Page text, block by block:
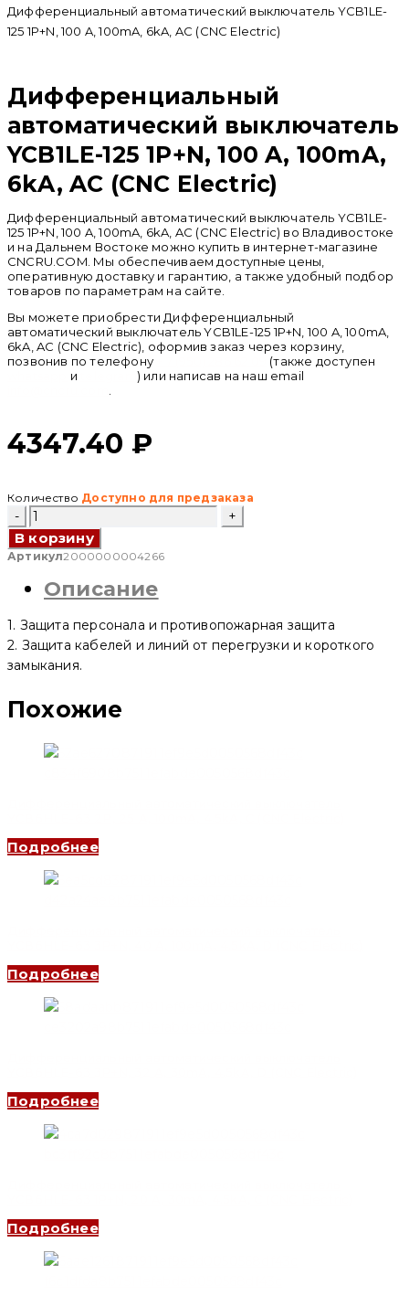
Дифференциальный автоматический выключатель YCB1LE-
125 1P+N, 100 A, 100mA, 6kA, AC (CNC Electric)
Дифференциальный
автоматический выключатель
YCB1LE-125 1P+N, 100 A, 100mA,
6kA, AC (CNC Electric)
Дифференциальный автоматический выключатель YCB1LE-
125 1P+N, 100 A, 100mA, 6kA, AC (CNC Electric) во Владивостоке
и на Дальнем Востоке можно купить в интернет-магазине
CNCRU.COM. Мы обеспечиваем доступные цены,
оперативную доставку и гарантию, а также удобный подбор
товаров по параметрам на сайте.
Вы можете приобрести Дифференциальный
автоматический выключатель YCB1LE-125 1P+N, 100 A, 100mA,
6kA, AC (CNC Electric), оформив заказ через корзину,
позвонив по телефону
(также доступен
и
) или написав на наш email
4347.40 ₽
Количество Доступно для предзаказа
Количество
товара
Дифференциальный
автоматический
YCB1LE-
125
100
A,
6kA,
(CNC
Electric)
В корзину
Артикул2000000004266
Описание
1. Защита персонала и противопожарная защита
2. Защита кабелей и линий от перегрузки и короткого
замыкания.
Похожие
Подробнее
Подробнее
Подробнее
Подробнее